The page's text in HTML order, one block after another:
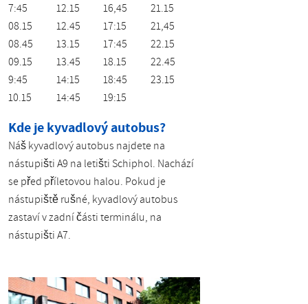
7:45
08.15
08.45
09.15
9:45
10.15
12.15
12.45
13.15
13.45
14:15
14:45
16,45
17:15
17:45
18.15
18:45
19:15
21.15
21,45
22.15
22.45
23.15
Kde je kyvadlový autobus?
Náš kyvadlový autobus najdete na
nástupišti A9 na letišti Schiphol. Nachází
se před příletovou halou. Pokud je
nástupiště rušné, kyvadlový autobus
zastaví v zadní části terminálu, na
nástupišti A7.